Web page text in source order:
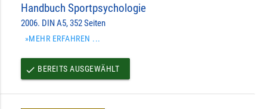
Handbuch Sportpsychologie
2006. DIN A5, 352 Seiten
»MEHR ERFAHREN ...
done BEREITS AUSGEWÄHLT